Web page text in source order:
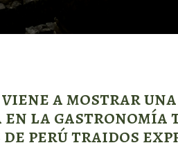
a mostrar
la gastronomía
perú traidos